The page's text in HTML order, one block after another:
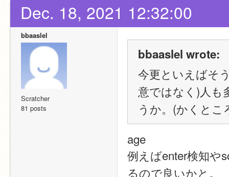
Dec. 18, 2021 12:32:00
bbaaslel
Scratcher
81 posts
bbaaslel wrote:
今更といえばそ
意ではなく)人も
うか。(かくと
age
例えばenter検知や
るので良いかと。